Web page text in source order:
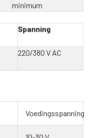
minimum
Spanning
220/380 V AC
Voedingsspanning